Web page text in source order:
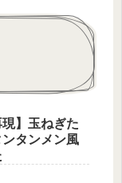
現】玉ねぎた
タンメン風